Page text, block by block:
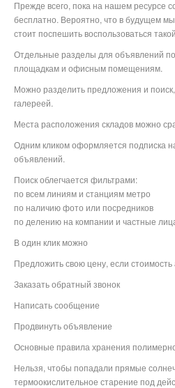
Прежде всего, пока на нашем ресурсе
бесплатно. Вероятно, что в будущем
стоит поспешить воспользоваться
Отдельные разделы для объявлений
площадкам и офисным помещениям.
Можно разделить предложения и
галереей.
Места расположения складов можно
Одним кликом оформляется подписка
объявлений.
Поиск облегчается фильтрами:
по всем линиям и станциям метро
по наличию фото или посредников
по делению на компании и частные
В один клик можно
Предложить свою цену, если
Заказать обратный звонок
Написать сообщение
Продвинуть объявление
Основные правила хранения
Нельзя, чтобы попадали прямые
термоокислительное старение под